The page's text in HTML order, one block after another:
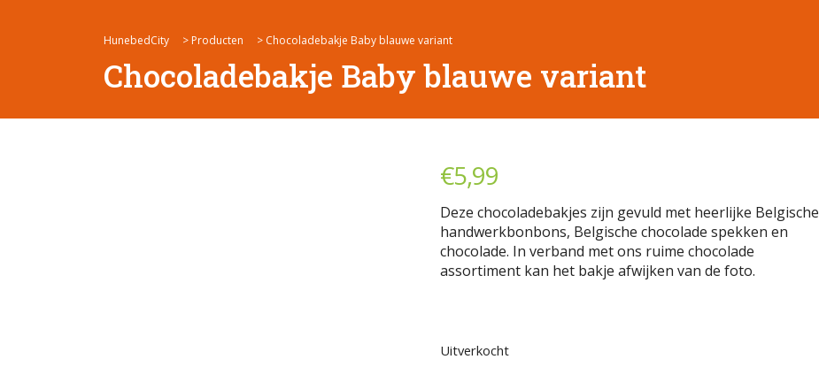
HunebedCity > Producten > Chocoladebakje Baby blauwe variant
Chocoladebakje Baby blauwe variant
€5,99
Deze chocoladebakjes zijn gevuld met heerlijke Belgische
handwerkbonbons, Belgische chocolade spekken en
chocolade. In verband met ons ruime chocolade
assortiment kan het bakje afwijken van de foto.
Uitverkocht